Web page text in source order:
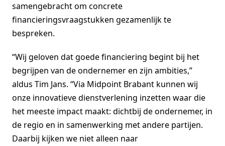
samengebracht om concrete
financieringsvraagstukken gezamenlijk te
bespreken.
“Wij geloven dat goede financiering begint bij het
begrijpen van de ondernemer en zijn ambities,”
aldus Tim Jans. “Via Midpoint Brabant kunnen wij
onze innovatieve dienstverlening inzetten waar die
het meeste impact maakt: dichtbij de ondernemer, in
de regio en in samenwerking met andere partijen.
Daarbij kijken we niet alleen naar